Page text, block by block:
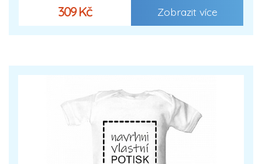
309 Kč Zobrazit více